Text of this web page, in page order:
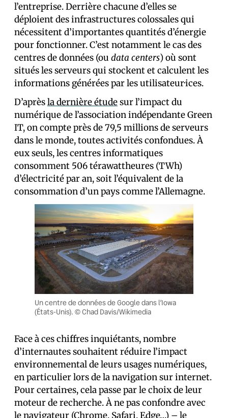
l’entreprise. Derrière chacune d’elles se
déploient des infrastructures colossales qui
nécessitent d’importantes quantités d’énergie
pour fonctionner. C’est notamment le cas des
centres de données (ou data centers) où sont
situés les serveurs qui stockent et calculent les
informations générées par les utilisateur·ices.
D’aprèsla dernière étudesur l’impact du
numérique de l’association indépendante Green
IT, on compte près de 79,5 millions de serveurs
dans le monde, toutes activités confondues. À
eux seuls, les centres informatiques
consomment 506 térawattheures (TWh)
d’électricité par an, soit l’équivalent de la
consommation d’un pays comme l’Allemagne.
Un centre de données de Google dans l’Iowa
(États-Unis). © Chad Davis/Wikimedia
Face à ces chiffres inquiétants, nombre
d’internautes souhaitent réduire l’impact
environnemental de leurs usages numériques,
en particulier lors de la navigation sur internet.
Pour certain·es, cela passe par le choix de leur
moteur de recherche. À ne pas confondre avec
le navigateur (Chrome, Safari, Edge…) – le